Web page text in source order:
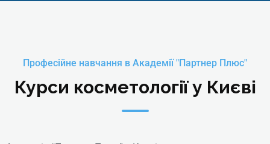
обличчя) + Спеціаліст ін’єкційних
методик (Професійна
Кваліфікація: Косметик другого
Професійне навчання в Академії "Партнер Плюс"
Курси косметології у Києві